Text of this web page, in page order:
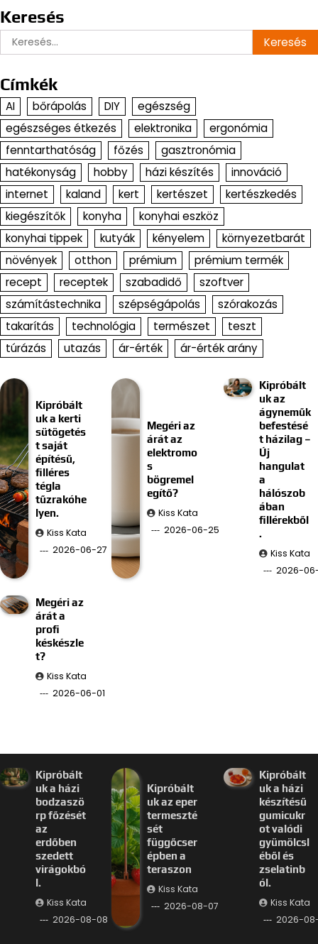
Keresés
Keresés:
Címkék
AI bőrápolás DIY
egészség
egészséges étkezés
elektronika
ergonómia
fenntarthatóság
főzés
gasztronómia
hatékonyság
hobby házi készítés
innováció
internet
kaland kert kertészet
kertészkedés
kiegészítők
konyha
konyhai eszköz
konyhai tippek
kutyák kényelem
környezetbarát
növények
otthon prémium
prémium termék
recept
receptek szabadidő
szoftver
számítástechnika
szépségápolás
szórakozás
takarítás
technológia természet
teszt
túrázás
utazás ár-érték ár-érték arány
Kipróbált
uk a kerti
sütögetés
t saját
építésű,
filléres
tégla
tűzrakóhe
lyen.
Kiss Kata
2026-06-27
Megéri az
árát az
elektromo
s
bögremel
egítő?
Kiss Kata
2026-06-25
Kipróbált
uk az
ágyneműk
befestésé
t házilag –
Új
hangulat
a
hálószob
ában
fillérekből
.
Kiss Kata
2026-
Megéri az
árát a
profi
késkészle
t?
Kiss Kata
2026-06-01
Kipróbált
uk a házi
bodzaszö
rp főzését
az
erdőben
szedett
virágokbó
l.
Kiss Kata
2026-08-08
Kipróbált
uk az eper
termeszté
sét
függőcser
épben a
teraszon
Kiss Kata
2026-08-07
Kipróbált
uk a házi
készítésű
gumicukr
ot valódi
gyümölcsl
éből és
zselatinb
ól.
Kiss Kata
2026-